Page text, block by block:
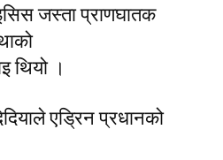
जस्ता प्राणघातक
थियो ।
एड्रिन प्रधानको